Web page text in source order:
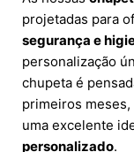
projetadas para
segurança e
personalização
chupeta é
primeiros meses,
uma excelente
personalizado.